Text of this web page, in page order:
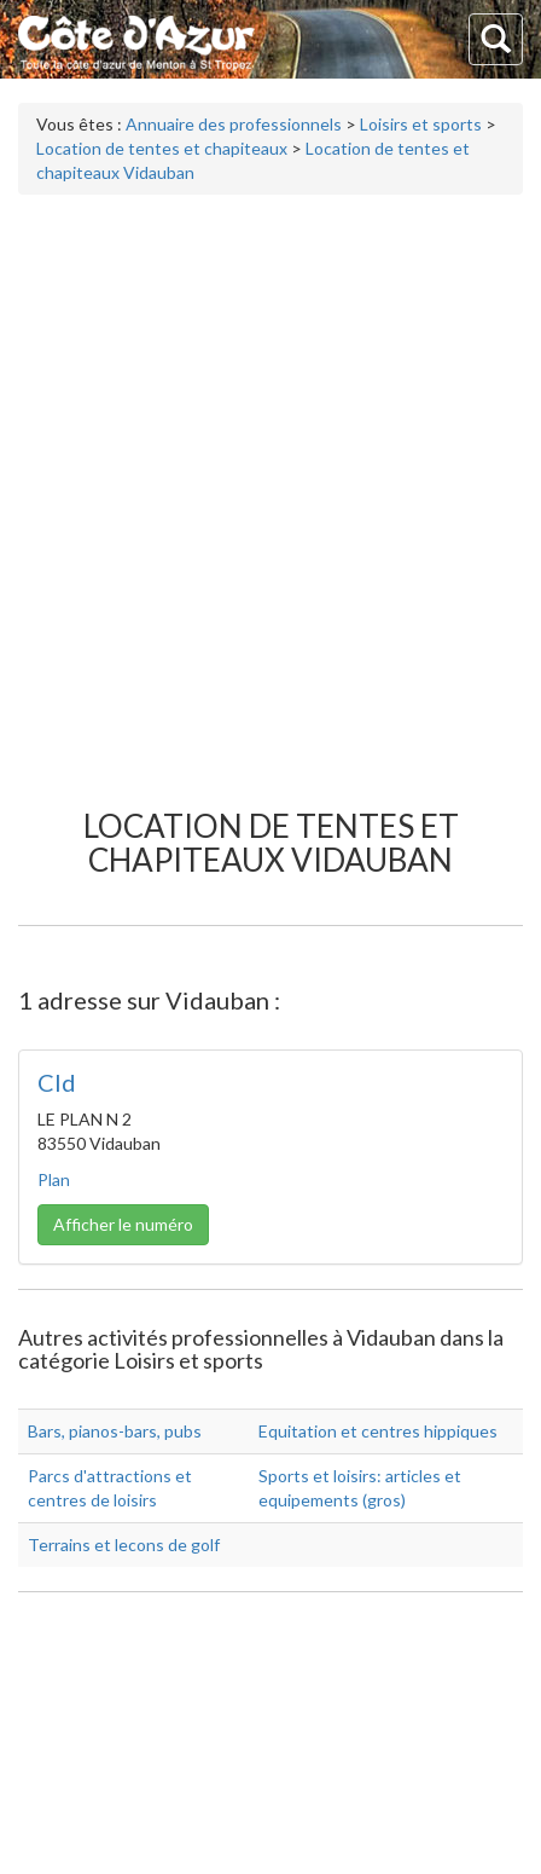
Vous êtes : Annuaire des professionnels > Loisirs et sports >
Location de tentes et chapiteaux > Location de tentes et
chapiteaux Vidauban
LOCATION DE TENTES ET
CHAPITEAUX VIDAUBAN
1 adresse sur Vidauban :
Cld
LE PLAN N 2
83550 Vidauban
Plan
Afficher le numéro
Autres activités professionnelles à Vidauban dans la
catégorie Loisirs et sports
Bars, pianos-bars, pubs Equitation et centres hippiques
Parcs d'attractions et
centres de loisirs
Sports et loisirs: articles et
equipements (gros)
Terrains et lecons de golf